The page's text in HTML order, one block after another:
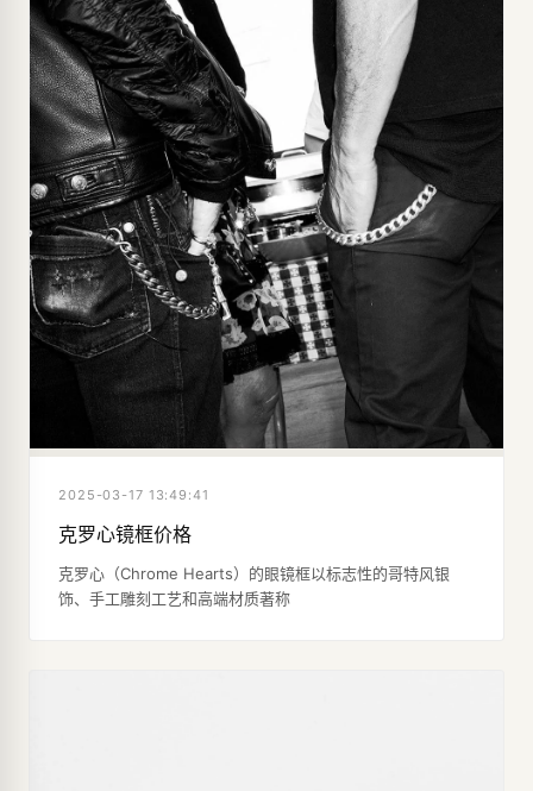
2025-03-17 13:49:41
克罗心镜框价格
克罗心（Chrome Hearts）的眼镜框以标志性的哥特风银
饰、手工雕刻工艺和高端材质著称